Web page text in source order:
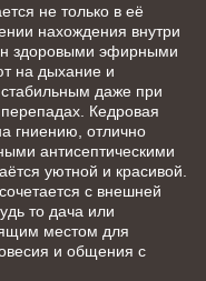
не только в её
нахождения внутри
здоровыми эфирными
на дыхание и
даже при
Кедровая
гниению, отлично
антисептическими
уютной и красивой.
с внешней
то дача или
местом для
и общения с